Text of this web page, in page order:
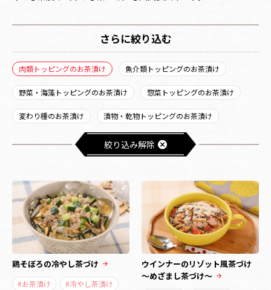
さらに絞り込む
肉類トッピングのお茶漬け 魚介類トッピングのお茶漬け
野菜・海藻トッピングのお茶漬け 惣菜トッピングのお茶漬け
変わり種のお茶漬け 漬物・乾物トッピングのお茶漬け
絞り込み解除
鶏そぼろの冷やし茶づけ
#お茶漬け #冷やし茶漬け
ウインナーのリゾット風茶づけ
～めざまし茶づけ～